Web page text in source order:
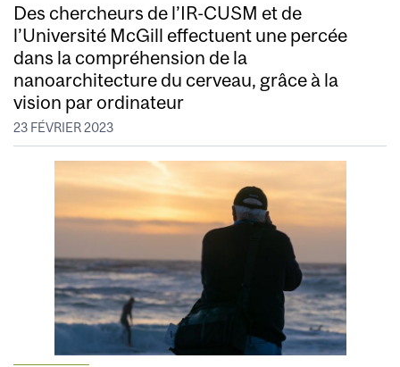
Des chercheurs de l’IR-CUSM et de
l’Université McGill effectuent une percée
dans la compréhension de la
nanoarchitecture du cerveau, grâce à la
vision par ordinateur
23 FÉVRIER 2023